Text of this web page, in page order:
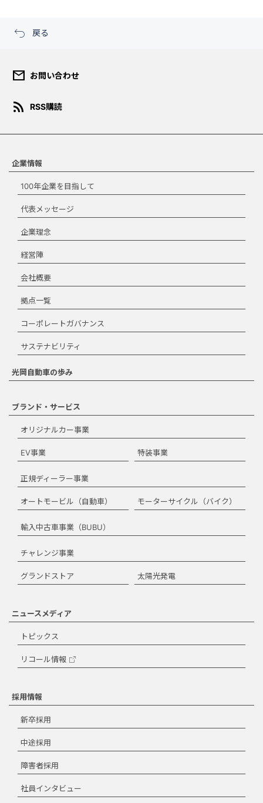
戻る
このコンテンツは、報道目的ま
にのみご使用いただくことがで
グ、商品化などの商業目的での
ドする場合は、本規約を承諾す
に同意します。
閉じる
mail お問い合わせ
rss_feed RSS購読
企業情報
100年企業を目指して
代表メッセージ
企業理念
経営陣
会社概要
拠点一覧
コーポレートガバナンス
サステナビリティ
光岡自動車の歩み
ブランド・サービス
オリジナルカー事業
EV事業 特装事業
正規ディーラー事業
オートモービル（自動車） モーターサイクル（バイク）
輸入中古車事業（BUBU）
チャレンジ事業
グランドストア 太陽光発電
ニュースメディア
トピックス
リコール情報
採用情報
新卒採用
中途採用
障害者採用
社員インタビュー